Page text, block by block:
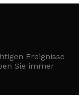
Ereignisse
Sie immer